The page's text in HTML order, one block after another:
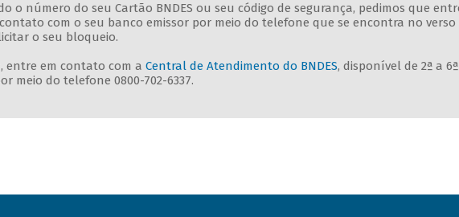
o número do seu Cartão BNDES ou seu código de segurança, pedimos que
com o seu banco emissor por meio do telefone que se encontra no verso
o seu bloqueio.
entre em contato com a Central de Atendimento do BNDES, disponível de 2ª a
meio do telefone 0800-702-6337.